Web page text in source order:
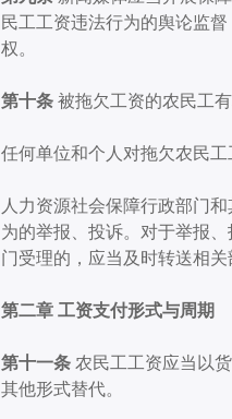
民工工资违法行为的舆论监
权。
第十条 被拖欠工资的农民工
任何单位和个人对拖欠农民
人力资源社会保障行政部门
为的举报、投诉。 对于举报
门受理的，应当及时转送相
第二章 工资支付形式与周期
第十一条 农民工工资应当以
其他形式替代。